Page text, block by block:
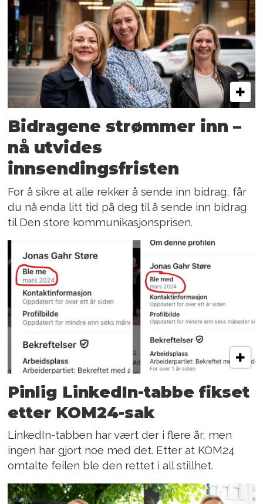
Bidragene strømmer inn –
nå utvides
innsendingsfristen
For å sikre at alle rekker å sende inn bidrag, får
du nå enda litt tid på deg til å sende inn bidrag
til Den store kommunikasjonsprisen.
Pinlig LinkedIn-tabbe fikset
etter KOM24-sak
LinkedIn-tabben har vært der i flere år, men
ingen har gjort noe med det. Etter at KOM24
omtalte feilen ble den rettet i all stillhet.